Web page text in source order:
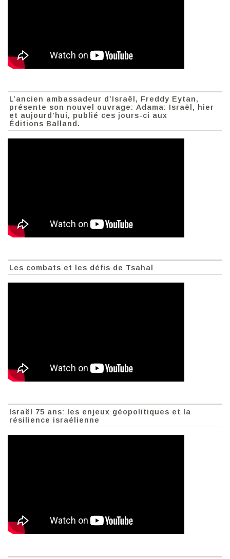
L’ancien ambassadeur d’Israël, Freddy Eytan,
présente son nouvel ouvrage: Adama: Israël, hier
et aujourd’hui, publié ces jours-ci aux
Éditions Balland.
Les combats et les défis de Tsahal
Israël 75 ans: les enjeux géopolitiques et la
résilience israélienne